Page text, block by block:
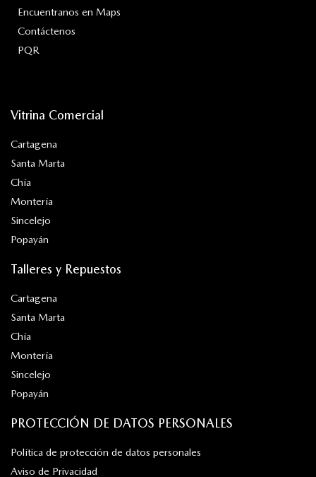
Encuentranos en Maps
Contáctenos
PQR
Vitrina Comercial
Cartagena
Santa Marta
Chía
Montería
Sincelejo
Popayán
Talleres y Repuestos
Cartagena
Santa Marta
Chía
Montería
Sincelejo
Popayán
PROTECCIÓN DE DATOS PERSONALES
Política de protección de datos personales
Aviso de Privacidad